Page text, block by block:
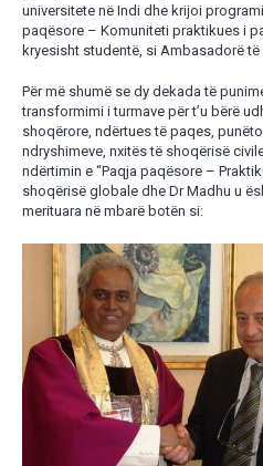
universitete në Indi dhe krijoi
paqësore – Komuniteti praktikues i
kryesisht studentë, si Ambasadorë të
Për më shumë se dy dekada të
transformimi i turmave për t’u bërë
shoqërore, ndërtues të paqes,
ndryshimeve, nxitës të shoqërisë
ndërtimin e “Paqja paqësore –
shoqërisë globale dhe Dr Madhu u
merituara në mbarë botën si: